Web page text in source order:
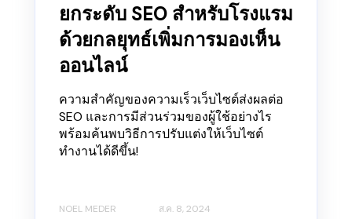
ยกระดับ SEO สำหรับโรงแรม
ด้วยกลยุทธ์เพิ่มการมองเห็น
ออนไลน์
ความสำคัญของความเร็วเว็บไซต์ส่งผลต่อ
SEO และการมีส่วนร่วมของผู้ใช้อย่างไร
พร้อมค้นพบวิธีการปรับแต่งให้เว็บไซต์
ทำงานได้ดีขึ้น!
NOEL MEDER ส.ค. 8, 2024